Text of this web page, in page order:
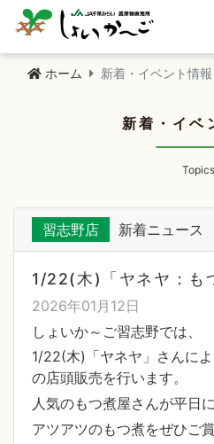
ホーム 新着・イベント情報
新着・イベ
Topics
習志野店 新着ニュース
1/22(木)「ヤネヤ：も
2026年01月12日
しょいか～ご習志野では、
1/22(木)「ヤネヤ」さんによ
の店頭販売を行います。
人気のもつ煮屋さんが平日
アツアツのもつ煮をぜひご